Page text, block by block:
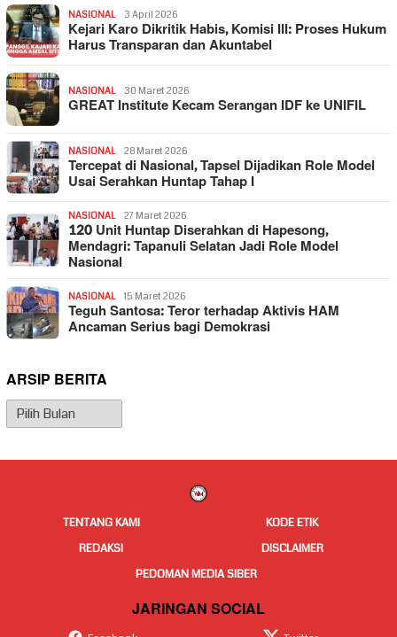
NASIONAL 3 April 2026
Kejari Karo Dikritik Habis, Komisi III: Proses Hukum
Harus Transparan dan Akuntabel
NASIONAL 30 Maret 2026
GREAT Institute Kecam Serangan IDF ke UNIFIL
NASIONAL 28 Maret 2026
Tercepat di Nasional, Tapsel Dijadikan Role Model
Usai Serahkan Huntap Tahap I
NASIONAL 27 Maret 2026
120 Unit Huntap Diserahkan di Hapesong,
Mendagri: Tapanuli Selatan Jadi Role Model
Nasional
NASIONAL 15 Maret 2026
Teguh Santosa: Teror terhadap Aktivis HAM
Ancaman Serius bagi Demokrasi
ARSIP BERITA
Arsip
Berita
TENTANG KAMI
KODE ETIK
REDAKSI
DISCLAIMER
PEDOMAN MEDIA SIBER
JARINGAN SOCIAL